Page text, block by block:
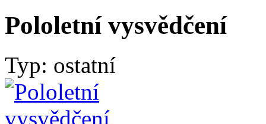
Pololetní vysvědčení
Typ: ostatní